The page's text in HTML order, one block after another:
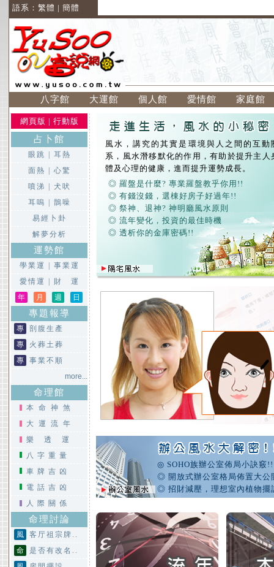
語系： 繁體 | 簡體
八字館 大運館 個人館 愛情館 家庭館
網頁版 | 行動版
占卜館
眼跳
耳熱
面熱
心驚
噴涕
犬吠
耳嗚
鵲噪
易經卜卦
解夢分析
運勢館
學業運
事業運
愛情運
財 運
年
月 週 日
專題報導
專
剖腹生產
專
火葬土葬
專
事業不順
more...
命理館
本命神煞
大運流年
樂透運
八字重量
車牌吉凶
電話吉凶
人際關係
命理討論
風
客厅祖宗牌..
命
是否有改名..
風水，講究的其實是環境與人之間的互動
系，風水潛移默化的作用，有助於提升主人
體及心理的健康，進而提升運勢成長。
◎ 羅盤是什麼? 專業羅盤教乎你用!!
◎ 有錢沒錢，選棟好房子好過年!!
◎ 祭神、退神? 神明廳風水原則
◎ 流年變化，投資的最佳時機
◎ 透析你的金庫密碼!!
◎ SOHO族辦公室佈局小訣竅
◎ 開放式辦公室格局佈置大公
◎ 招財減壓，理想室內植物擺